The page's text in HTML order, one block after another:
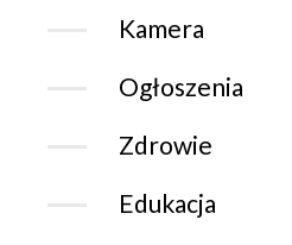
Kamera
Ogłoszenia
Zdrowie
Edukacja